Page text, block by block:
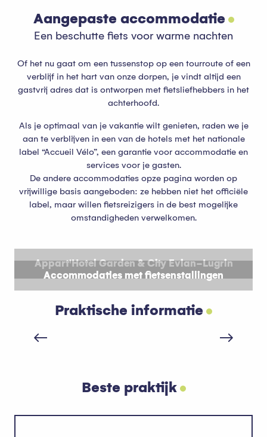
Aangepaste accommodatie
Een beschutte fiets voor warme nachten
Of het nu gaat om een tussenstop op een tourroute of een
verblijf in het hart van onze dorpen, je vindt altijd een
gastvrij adres dat is ontworpen met fietsliefhebbers in het
achterhoofd.
Als je optimaal van je vakantie wilt genieten, raden we je
aan te verblijven in een van de hotels met het nationale
label “Accueil Vélo”, een garantie voor accommodatie en
services voor je gasten.
De andere accommodaties opze pagina worden op
vrijwillige basis aangeboden: ze hebben niet het officiële
label, maar willen fietsreizigers in de best mogelijke
omstandigheden verwelkomen.
Appart'Hotel Garden & City Evian-Lugrin
Accommodaties met fietsenstallingen
Praktische informatie
Waar kan ik mountainbike-uitrusting
Beste praktijk